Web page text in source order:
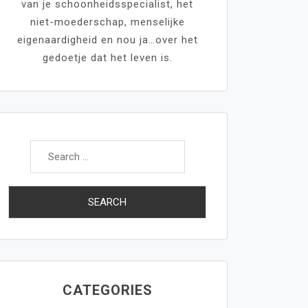
van je schoonheidsspecialist, het
niet-moederschap, menselijke
eigenaardigheid en nou ja…over het
gedoetje dat het leven is.
Search
CATEGORIES